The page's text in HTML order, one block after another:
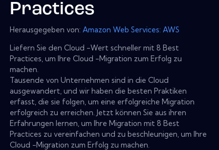
Practices
Herausgegeben von: Amazon Web Services: AWS
Liefern Sie den Cloud -Wert schneller mit 8 Best
Practices, um Ihre Cloud -Migration zum Erfolg zu
machen.
Tausende von Unternehmen sind in die Cloud
ausgewandert, und wir haben die besten Praktiken
erfasst, die sie folgen, um eine erfolgreiche Migration
erfolgreich zu erreichen. Jetzt können Sie aus ihren
Erfahrungen lernen, um Ihre Migration mit 8 Best
Practices zu vereinfachen und zu beschleunigen, um Ihre
Cloud -Migration zum Erfolg zu machen.